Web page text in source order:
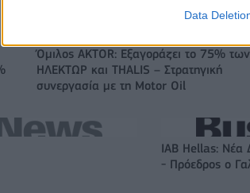
Data
Όμιλος AKTOR: Εξαγοράζει το 75% των
ΗΛΕΚΤΩΡ και THALIS – Στρατηγική
συνεργασία με τη Motor Oil
IAB Hellas: Νέα
- Πρόεδρος ο